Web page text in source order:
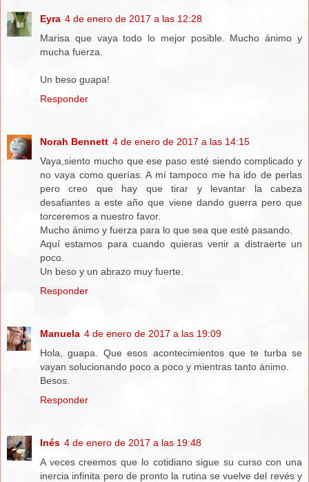
Eyra 4 de enero de 2017 a las 12:28
Marisa que vaya todo lo mejor posible. Mucho ánimo y
mucha fuerza.
Un beso guapa!
Responder
Norah Bennett 4 de enero de 2017 a las 14:15
Vaya,siento mucho que ese paso esté siendo complicado y
no vaya como querías. A mí tampoco me ha ido de perlas
pero creo que hay que tirar y levantar la cabeza
desafiantes a este año que viene dando guerra pero que
torceremos a nuestro favor.
Mucho ánimo y fuerza para lo que sea que esté pasando.
Aquí estamos para cuando quieras venir a distraerte un
poco.
Un beso y un abrazo muy fuerte.
Responder
Manuela 4 de enero de 2017 a las 19:09
Hola, guapa. Que esos acontecimientos que te turba se
vayan solucionando poco a poco y mientras tanto ánimo.
Besos.
Responder
Inés 4 de enero de 2017 a las 19:48
A veces creemos que lo cotidiano sigue su curso con una
inercia infinita pero de pronto la rutina se vuelve del revés y